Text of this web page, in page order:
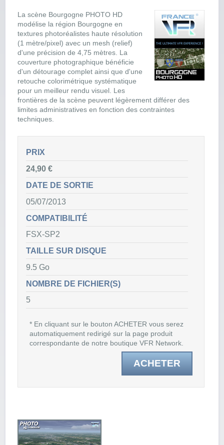
La scène Bourgogne PHOTO HD
modélise la région Bourgogne en
textures photoréalistes haute résolution
(1 mètre/pixel) avec un mesh (relief)
d'une précision de 4,75 mètres. La
couverture photographique bénéficie
d'un détourage complet ainsi que d'une
retouche colorimétrique systématique
pour un meilleur rendu visuel. Les
frontières de la scène peuvent légèrement différer des
limites administratives en fonction des contraintes
techniques.
PRIX
24,90 €
DATE DE SORTIE
05/07/2013
COMPATIBILITÉ
FSX-SP2
TAILLE SUR DISQUE
9.5 Go
NOMBRE DE FICHIER(S)
5
ACHETER
* En cliquant sur le bouton ACHETER vous serez
automatiquement redirigé sur la page produit
correspondante de notre boutique VFR Network.